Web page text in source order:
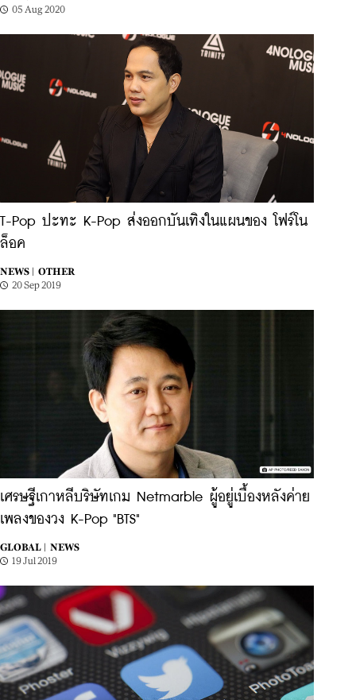
05 Aug 2020
T-Pop ปะทะ K-Pop ส่งออกบันเทิงในแผนของ โฟร์โน
ล็อค
NEWS |
OTHER
20 Sep 2019
เศรษฐีเกาหลีบริษัทเกม Netmarble ผู้อยู่เบื้องหลังค่าย
เพลงของวง K-Pop "BTS"
GLOBAL |
NEWS
19 Jul 2019